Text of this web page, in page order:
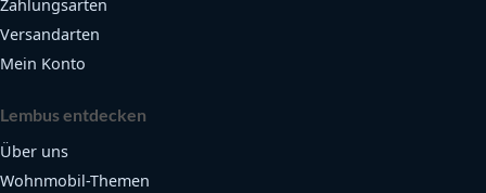
Zahlungsarten
Versandarten
Mein Konto
Lembus entdecken
Über uns
Wohnmobil-Themen